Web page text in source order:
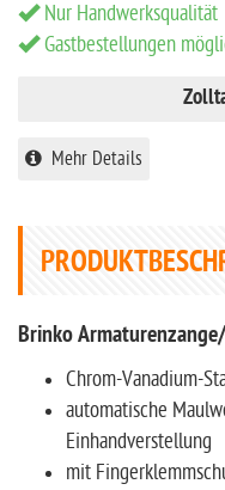
Nur Handwerksqualität
Gastbestellungen
Mehr Details
Brinko
Chrom-Vanadium-
automatische
Einhandverstellung
mit